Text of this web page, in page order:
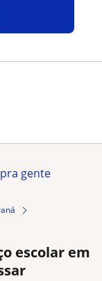
gente
escolar em